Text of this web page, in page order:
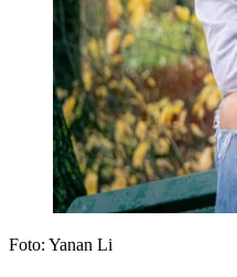
Foto: Yanan Li